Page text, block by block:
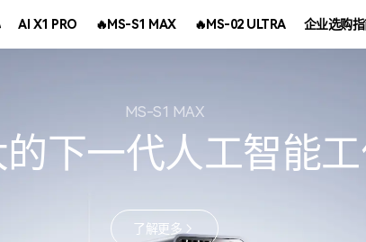
AI X1 PRO 🔥MS-S1 MAX 🔥MS-02 ULTRA 企业选购
了解更多